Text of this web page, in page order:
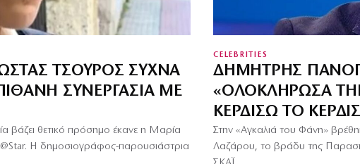
ΤΣΟΥΡΌΣ ΣΥΧΝΆ
ΣΥΝΕΡΓΑΣΊΑ ΜΕ
βάζει θετικό πρόσημο έκανε η Μαρία
H δημοσιογράφος-παρουσιάστρια
CELEBRITIES
ΔΗΜΉΤΡΗΣ
«ΟΛΟΚΛΉΡΩΣΑ
ΚΕΡΔΊΣΩ ΤΟ
Στην «Αγκαλιά του Φάνη»
Λαζάρου, το βράδυ της